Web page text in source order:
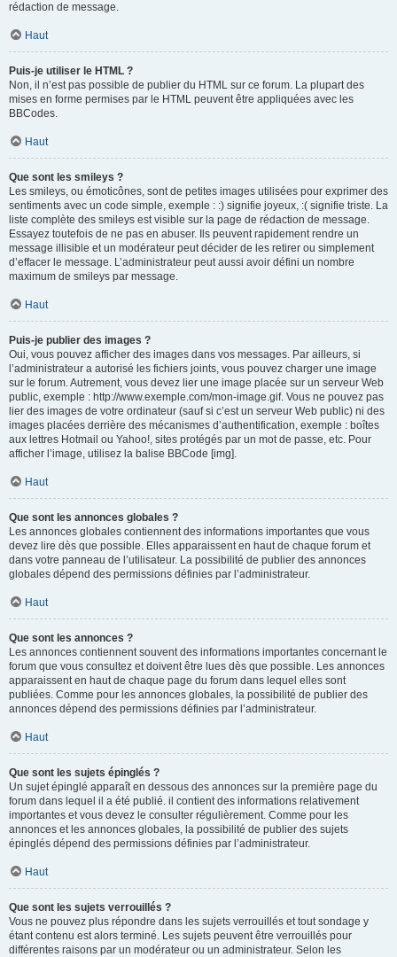
rédaction de message.
Haut
Puis-je utiliser le HTML ?
Non, il n’est pas possible de publier du HTML sur ce forum. La plupart des
mises en forme permises par le HTML peuvent être appliquées avec les
BBCodes.
Haut
Que sont les smileys ?
Les smileys, ou émoticônes, sont de petites images utilisées pour exprimer des
sentiments avec un code simple, exemple : :) signifie joyeux, :( signifie triste. La
liste complète des smileys est visible sur la page de rédaction de message.
Essayez toutefois de ne pas en abuser. Ils peuvent rapidement rendre un
message illisible et un modérateur peut décider de les retirer ou simplement
d’effacer le message. L’administrateur peut aussi avoir défini un nombre
maximum de smileys par message.
Haut
Puis-je publier des images ?
Oui, vous pouvez afficher des images dans vos messages. Par ailleurs, si
l’administrateur a autorisé les fichiers joints, vous pouvez charger une image
sur le forum. Autrement, vous devez lier une image placée sur un serveur Web
public, exemple : http://www.exemple.com/mon-image.gif. Vous ne pouvez pas
lier des images de votre ordinateur (sauf si c’est un serveur Web public) ni des
images placées derrière des mécanismes d’authentification, exemple : boîtes
aux lettres Hotmail ou Yahoo!, sites protégés par un mot de passe, etc. Pour
afficher l’image, utilisez la balise BBCode [img].
Haut
Que sont les annonces globales ?
Les annonces globales contiennent des informations importantes que vous
devez lire dès que possible. Elles apparaissent en haut de chaque forum et
dans votre panneau de l’utilisateur. La possibilité de publier des annonces
globales dépend des permissions définies par l’administrateur.
Haut
Que sont les annonces ?
Les annonces contiennent souvent des informations importantes concernant le
forum que vous consultez et doivent être lues dès que possible. Les annonces
apparaissent en haut de chaque page du forum dans lequel elles sont
publiées. Comme pour les annonces globales, la possibilité de publier des
annonces dépend des permissions définies par l’administrateur.
Haut
Que sont les sujets épinglés ?
Un sujet épinglé apparaît en dessous des annonces sur la première page du
forum dans lequel il a été publié. il contient des informations relativement
importantes et vous devez le consulter régulièrement. Comme pour les
annonces et les annonces globales, la possibilité de publier des sujets
épinglés dépend des permissions définies par l’administrateur.
Haut
Que sont les sujets verrouillés ?
Vous ne pouvez plus répondre dans les sujets verrouillés et tout sondage y
étant contenu est alors terminé. Les sujets peuvent être verrouillés pour
différentes raisons par un modérateur ou un administrateur. Selon les